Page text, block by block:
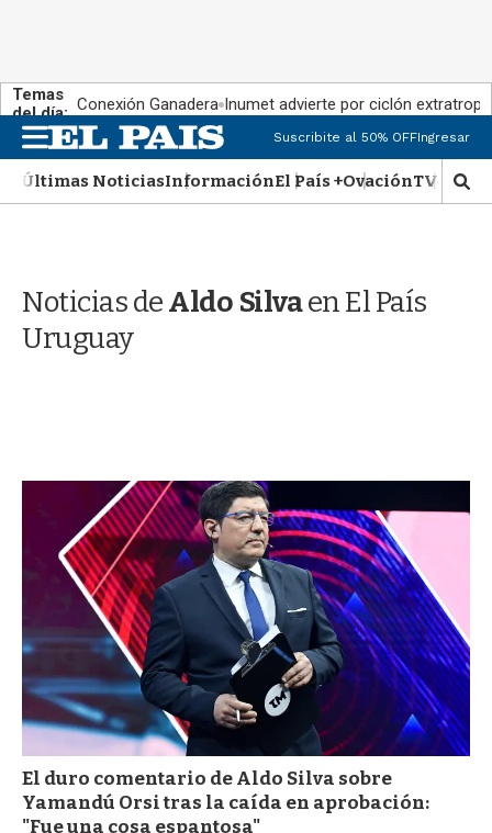
Temas
del día: Conexión Ganadera Inumet advierte por ciclón
M
e
n
u
Suscribite al 50% OFFIngresar
Últimas NoticiasInformaciónEl País +OvaciónTV Show
M
o
d
Noticias deAldo Silvaen El País
Uruguay
El duro comentario de Aldo Silva sobre
Yamandú Orsi tras la caída en aprobación:
"Fue una cosa espantosa"